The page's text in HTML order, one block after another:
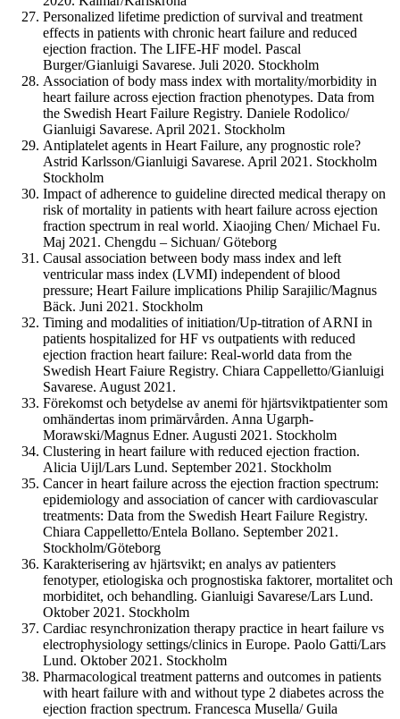
Personalized lifetime prediction of survival and treatment
effects in patients with chronic heart failure and reduced
ejection fraction. The LIFE-HF model. Pascal
Burger/Gianluigi Savarese. Juli 2020. Stockholm
Association of body mass index with mortality/morbidity in
heart failure across ejection fraction phenotypes. Data from
the Swedish Heart Failure Registry. Daniele Rodolico/
Gianluigi Savarese. April 2021. Stockholm
Antiplatelet agents in Heart Failure, any prognostic role?
Astrid Karlsson/Gianluigi Savarese. April 2021. Stockholm
Stockholm
Impact of adherence to guideline directed medical therapy on
risk of mortality in patients with heart failure across ejection
fraction spectrum in real world. Xiaojing Chen/ Michael Fu.
Maj 2021. Chengdu – Sichuan/ Göteborg
Causal association between body mass index and left
ventricular mass index (LVMI) independent of blood
pressure; Heart Failure implications Philip Sarajilic/Magnus
Bäck. Juni 2021. Stockholm
Timing and modalities of initiation/Up-titration of ARNI in
patients hospitalized for HF vs outpatients with reduced
ejection fraction heart failure: Real-world data from the
Swedish Heart Faiure Registry. Chiara Cappelletto/Gianluigi
Savarese. August 2021.
Förekomst och betydelse av anemi för hjärtsviktpatienter som
omhändertas inom primärvården. Anna Ugarph-
Morawski/Magnus Edner. Augusti 2021. Stockholm
Clustering in heart failure with reduced ejection fraction.
Alicia Uijl/Lars Lund. September 2021. Stockholm
Cancer in heart failure across the ejection fraction spectrum:
epidemiology and association of cancer with cardiovascular
treatments: Data from the Swedish Heart Failure Registry.
Chiara Cappelletto/Entela Bollano. September 2021.
Stockholm/Göteborg
Karakterisering av hjärtsvikt; en analys av patienters
fenotyper, etiologiska och prognostiska faktorer, mortalitet och
morbiditet, och behandling. Gianluigi Savarese/Lars Lund.
Oktober 2021. Stockholm
Cardiac resynchronization therapy practice in heart failure vs
electrophysiology settings/clinics in Europe. Paolo Gatti/Lars
Lund. Oktober 2021. Stockholm
Pharmacological treatment patterns and outcomes in patients
with heart failure with and without type 2 diabetes across the
ejection fraction spectrum. Francesca Musella/ Guila